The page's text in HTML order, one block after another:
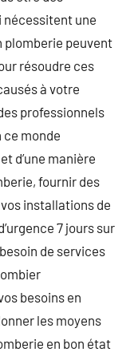
nécessitent une
plomberie peuvent
résoudre ces
à votre
professionnels
monde
d’une manière
fournir des
installations de
7 jours sur
de services
besoins en
les moyens
en bon état